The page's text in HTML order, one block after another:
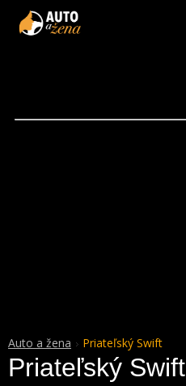
Auto a žena Priateľský Swift
Priateľský Swift